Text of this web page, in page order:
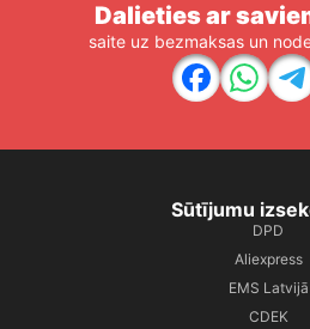
Dalieties ar
saite uz bezmaksas un
Sūtījumu
DPD
Aliexpress
EMS Latvijā
CDEK